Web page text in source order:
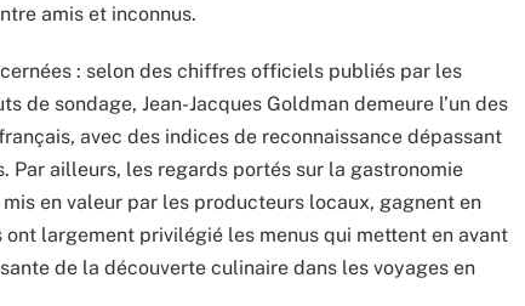
amis et inconnus.
: selon des chiffres officiels publiés par les
de sondage, Jean-Jacques Goldman demeure l’un des
avec des indices de reconnaissance dépassant
Par ailleurs, les regards portés sur la gastronomie
en valeur par les producteurs locaux, gagnent en
largement privilégié les menus qui mettent en avant
de la découverte culinaire dans les voyages en